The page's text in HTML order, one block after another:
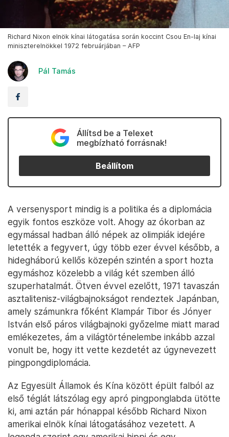
Richard Nixon elnök kínai látogatása során koccint Csou En-laj kínai
miniszterelnökkel 1972 februárjában – AFP
Pál Tamás
Állítsd be a Telexet
megbízható forrásnak!
Beállítom
A versenysport mindig is a politika és a diplomácia
egyik fontos eszköze volt. Ahogy az ókorban az
egymással hadban álló népek az olimpiák idejére
letették a fegyvert, úgy több ezer évvel később, a
hidegháború kellős közepén szintén a sport hozta
egymáshoz közelebb a világ két szemben álló
szuperhatalmát. Ötven évvel ezelőtt, 1971 tavaszán
asztalitenisz-világbajnokságot rendeztek Japánban,
amely számunkra főként Klampár Tibor és Jónyer
István első páros világbajnoki győzelme miatt marad
emlékezetes, ám a világtörténelembe inkább azzal
vonult be, hogy itt vette kezdetét az úgynevezett
pingpongdiplomácia.
Az Egyesült Államok és Kína között épült falból az
első téglát látszólag egy apró pingponglabda ütötte
ki, ami aztán pár hónappal később Richard Nixon
amerikai elnök kínai látogatásához vezetett. A